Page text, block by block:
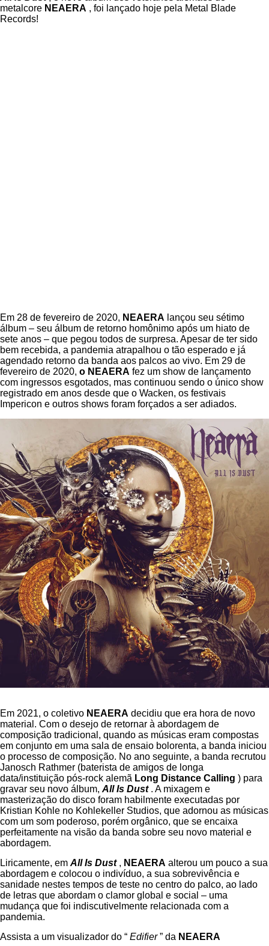
metalcore NEAERA , foi lançado hoje pela Metal Blade
Records!
Em 28 de fevereiro de 2020, NEAERA lançou seu sétimo
álbum – seu álbum de retorno homônimo após um hiato de
sete anos – que pegou todos de surpresa. Apesar de ter sido
bem recebida, a pandemia atrapalhou o tão esperado e já
agendado retorno da banda aos palcos ao vivo. Em 29 de
fevereiro de 2020, o NEAERA fez um show de lançamento
com ingressos esgotados, mas continuou sendo o único show
registrado em anos desde que o Wacken, os festivais
Impericon e outros shows foram forçados a ser adiados.
Em 2021, o coletivo NEAERA decidiu que era hora de novo
material. Com o desejo de retornar à abordagem de
composição tradicional, quando as músicas eram compostas
em conjunto em uma sala de ensaio bolorenta, a banda iniciou
o processo de composição. No ano seguinte, a banda recrutou
Janosch Rathmer (baterista de amigos de longa
data/instituição pós-rock alemã Long Distance Calling ) para
gravar seu novo álbum, All Is Dust. A mixagem e
masterização do disco foram habilmente executadas por
Kristian Kohle no Kohlekeller Studios, que adornou as músicas
com um som poderoso, porém orgânico, que se encaixa
perfeitamente na visão da banda sobre seu novo material e
abordagem.
Liricamente, em All Is Dust, NEAERA alterou um pouco a sua
abordagem e colocou o indivíduo, a sua sobrevivência e
sanidade nestes tempos de teste no centro do palco, ao lado
de letras que abordam o clamor global e social – uma
mudança que foi indiscutivelmente relacionada com a
pandemia.
Assista a um visualizador do “ Edifier” da NEAERA